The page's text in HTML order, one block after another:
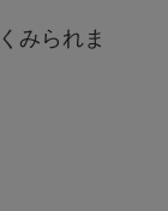
みられま